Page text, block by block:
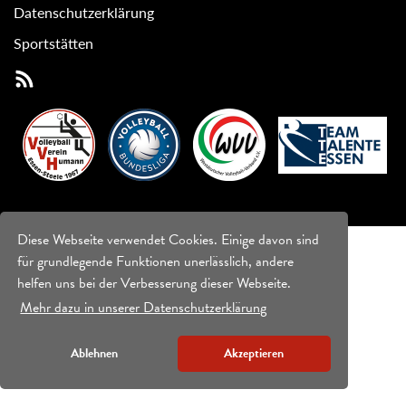
Diese Webseite verwendet Cookies. Einige davon sind
für grundlegende Funktionen unerlässlich, andere
helfen uns bei der Verbesserung dieser Webseite.
Mehr dazu in unserer Datenschutzerklärung
Ablehnen Akzeptieren
Datenschutzerklärung
Sportstätten